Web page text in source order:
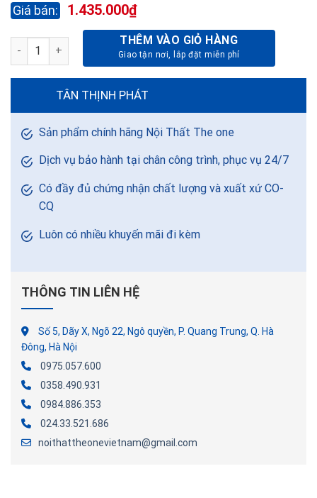
1.435.000₫
BÀN CAFE BCF106T - Ø600 - KÍNH MÀU số lượng
THÊM VÀO GIỎ HÀNG
TÂN THỊNH PHÁT
Sản phẩm chính hãng Nội Thất The one
Dịch vụ bảo hành tại chân công trình, phục vụ 24/7
Có đầy đủ chứng nhận chất lượng và xuất xứ CO-
CQ
Luôn có nhiều khuyến mãi đi kèm
THÔNG TIN LIÊN HỆ
Số 5, Dãy X, Ngõ 22, Ngô quyền, P. Quang Trung, Q. Hà
Đông, Hà Nội
0975.057.600
0358.490.931
0984.886.353
024.33.521.686
noithattheonevietnam@gmail.com